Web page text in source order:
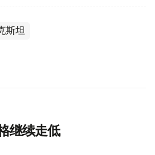
斯坦
继续走低